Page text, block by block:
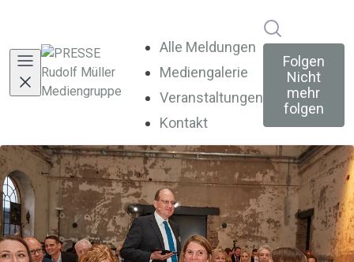
Alle Meldungen
Mediengalerie
Veranstaltungen
Kontakt
Folgen
Nicht
mehr
folgen